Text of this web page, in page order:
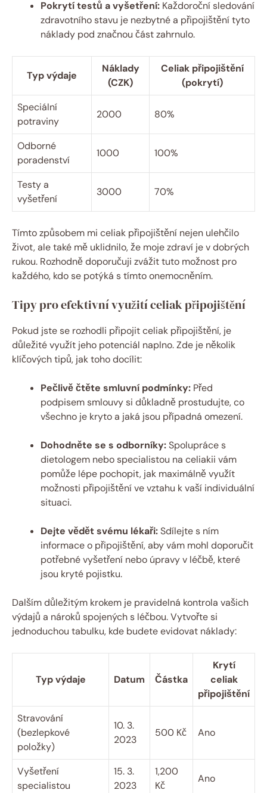
Pokrytí testů a vyšetření: ⁣Každoroční‌ sledování⁢
zdravotního stavu je nezbytné ​a připojištění tyto
náklady pod značnou část zahrnulo.
Typ výdaje
Náklady
(CZK)
Celiak ⁣připojištění
(pokrytí)
Speciální
potraviny
2000 80%
Odborné
poradenství
1000 100%
Testy a
⁣vyšetření
3000 70%
Tímto způsobem mi celiak připojištění nejen ulehčilo
život, ale také mě uklidnilo, že moje zdraví je v dobrých
rukou. Rozhodně⁤ doporučuji zvážit tuto ​možnost pro
každého, kdo se potýká⁢ s tímto onemocněním.
Tipy pro efektivní využití celiak připojištění
Pokud jste ⁢se rozhodli ​připojit celiak připojištění, je
důležité využít jeho potenciál naplno. Zde je několik
klíčových tipů, jak toho docílit:
Pečlivě čtěte smluvní podmínky: Před
podpisem smlouvy si důkladně prostudujte, co
všechno je kryto a jaká jsou případná omezení.
Dohodněte se s odborníky:Spolupráce s
dietologem nebo specialistou na celiakii vám
pomůže lépe pochopit, jak maximálně využít
možnosti připojištění⁤ ve vztahu k vaší individuální
situaci.
Dejte vědět svému lékaři:Sdílejte s ním⁣
informace o připojištění, aby vám mohl doporučit
potřebné vyšetření nebo úpravy v léčbě, které
jsou kryté pojistku.
Dalším důležitým krokem je pravidelná kontrola vašich
výdajů a nároků spojených s léčbou. Vytvořte si
jednoduchou‌ tabulku,‍ kde budete evidovat náklady:
Typ výdaje Datum Částka
Krytí⁣
celiak
připojištění
Stravování
(bezlepkové
položky)
10. 3.
2023
500 Kč Ano
Vyšetření
specialistou
15. 3.⁢
2023
1,200
Kč
Ano